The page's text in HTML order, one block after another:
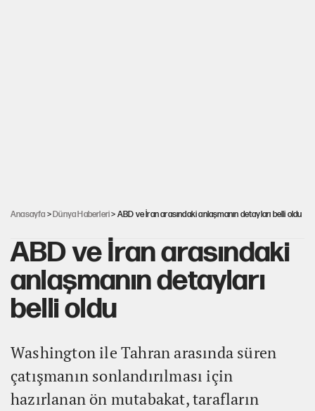
Anasayfa >Dünya Haberleri> ABD ve İran arasındaki anlaşmanın detayları belli oldu
ABD ve İran arasındaki
anlaşmanın detayları
belli oldu
Washington ile Tahran arasında süren
çatışmanın sonlandırılması için
hazırlanan ön mutabakat, tarafların